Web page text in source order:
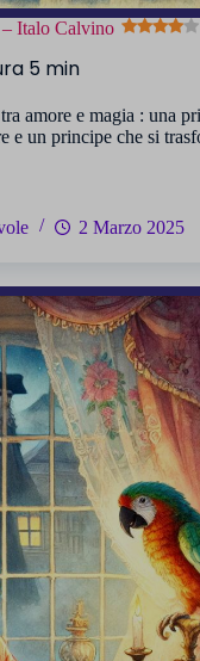
Italo Calvino
amore e magia : una
e un principe che si
2 Marzo 2025